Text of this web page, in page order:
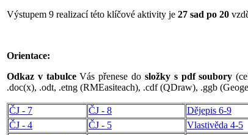
Výstupem 9 realizací této klíčové aktivity je 27 sad po 20
Orientace:
Odkaz v tabulceVás přenese do složky s pdf soubory
.doc(x), .odt, .etng (RMEasiteach), .cdf (QDraw), .ggb
ČJ - 7 ČJ - 8
Dějepis 6-9
ČJ - 4
ČJ - 5
Vlastivěda 4-5